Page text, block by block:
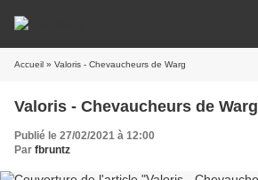
Accueil » Valoris - Chevaucheurs de Warg
Valoris - Chevaucheurs de Warg
Publié le 27/02/2021 à 12:00
Par fbruntz